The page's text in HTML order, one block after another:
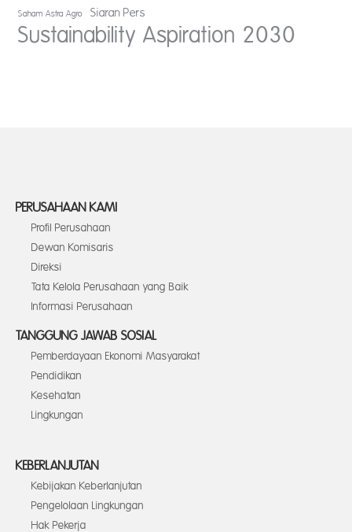
Saham Astra Agro Siaran Pers
Sustainability Aspiration 2030
PERUSAHAAN KAMI
Profil Perusahaan
Dewan Komisaris
Direksi
Tata Kelola Perusahaan yang Baik
Informasi Perusahaan
TANGGUNG JAWAB SOSIAL
Pemberdayaan Ekonomi Masyarakat
Pendidikan
Kesehatan
Lingkungan
KEBERLANJUTAN
Kebijakan Keberlanjutan
Pengelolaan Lingkungan
Hak Pekerja